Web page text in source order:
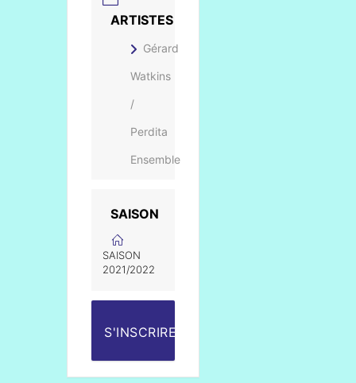
ARTISTES
Gérard
Watkins
/
Perdita
Ensemble
SAISON
SAISON
2021/2022
S'INSCRIRE